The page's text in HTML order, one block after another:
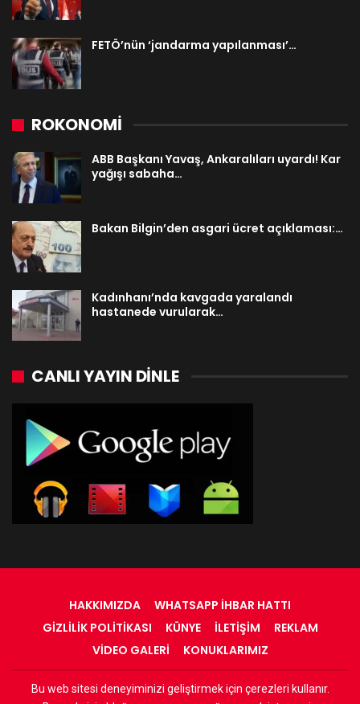
FETÖ’nün ‘jandarma yapılanması’…
ROKONOMİ
ABB Başkanı Yavaş, Ankaralıları uyardı! Kar
yağışı sabaha…
Bakan Bilgin’den asgari ücret açıklaması:…
Kadınhanı’nda kavgada yaralandı
hastanede vurularak…
CANLI YAYIN DINLE
HAKKIMIZDA
WHATSAPP İHBAR HATTI
GIZLILIK POLITIKASI
KÜNYE İLETIŞIM
REKLAM
VIDEO GALERI
KONUKLARIMIZ
© 2022 - RadyOrinal - Tüm Hakları Saklıdır
Bu web sitesi deneyiminizi geliştirmek için çerezleri kullanır.